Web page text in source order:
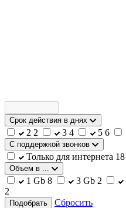
Срок действия в днях
2 2 3 4 5 6
С поддержкой звонков
Только для интернета 18
Объем в ...
1 Gb 8 3 Gb 2
2
Подобрать Сбросить